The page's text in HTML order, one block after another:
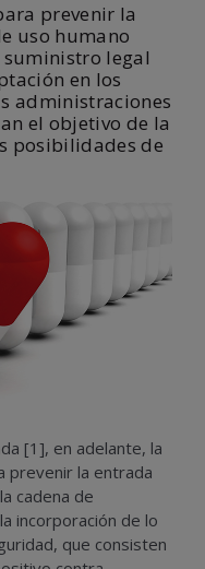
prevenir la
uso humano
legal
en los
administraciones
el objetivo de la
posibilidades de
[1], en adelante, la
prevenir la entrada
cadena de
incorporación de lo
que consisten